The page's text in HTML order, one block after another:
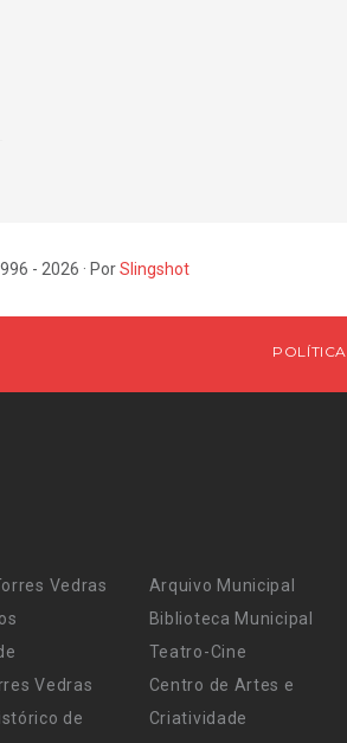
- 2026 · PorSlingshot
Vedras
Vedras
de
Arquivo Municipal
Biblioteca Municipal
Teatro-Cine
Centro de Artes e
Criatividade